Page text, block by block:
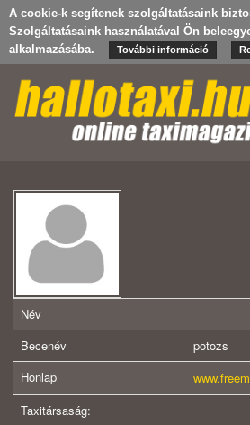
A cookie-k segítenek szolgáltatásaink
Szolgáltatásaink használatával Ön
alkalmazásába.
További információ
Név
Becenév
potozs
Honlap
Taxitársaság: